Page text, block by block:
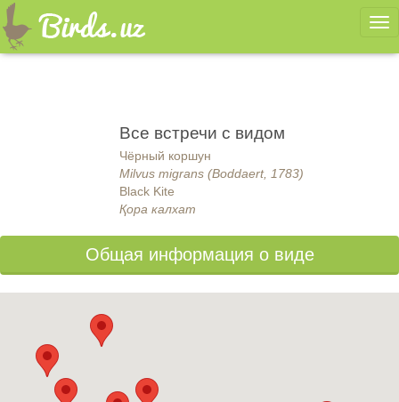
Все встречи с видом
Чёрный коршун
Milvus migrans (Boddaert, 1783)
Black Kite
Қора калхат
Общая информация о виде